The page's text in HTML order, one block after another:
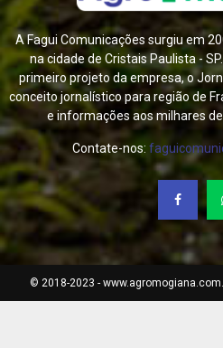
A Fagui Comunicações surgiu em
na cidade de Cristais Paulista -
primeiro projeto da empresa, o
conceito jornalístico para região de
e informações aos milhares
Contate-nos:
© 2018-2023 -